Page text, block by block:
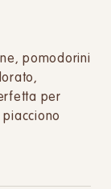
pomodorini
per